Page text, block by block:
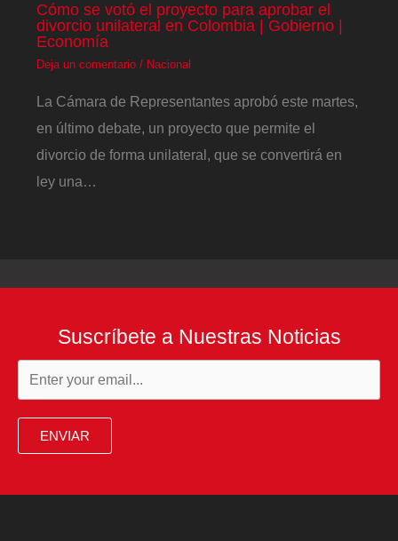
Cómo se votó el proyecto para aprobar el
divorcio unilateral en Colombia | Gobierno |
Economía
Deja un comentario / Nacional
La Cámara de Representantes aprobó este martes,
en último debate, un proyecto que permite el
divorcio de forma unilateral, que se convertirá en
ley una…
Suscríbete a Nuestras Noticias
ENVIAR